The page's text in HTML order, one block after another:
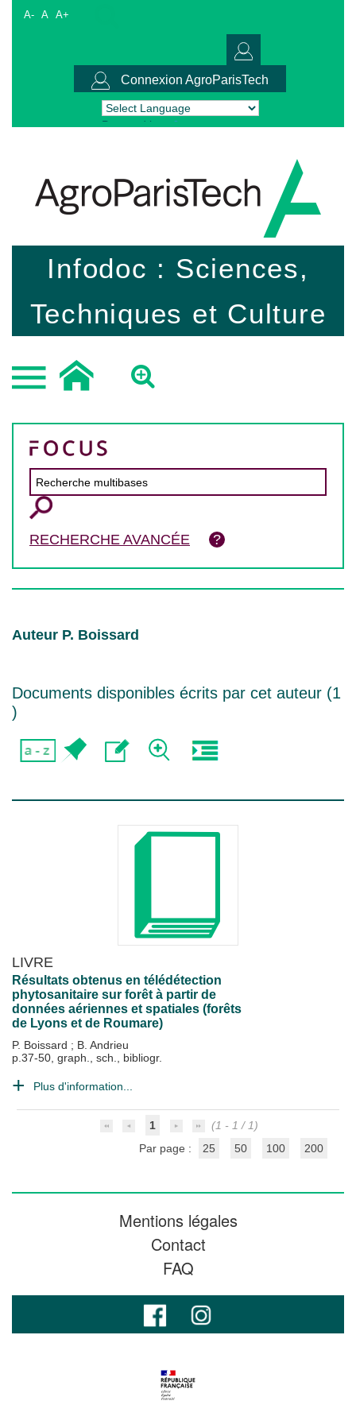
A- A A+
Connexion AgroParisTech
Powered by Translate
Infodoc : Sciences,
Techniques et Culture
RECHERCHE AVANCÉE
Auteur P. Boissard
Documents disponibles écrits par cet auteur (1
)
LIVRE
Résultats obtenus en télédétection
phytosanitaire sur forêt à partir de
données aériennes et spatiales (forêts
de Lyons et de Roumare)
P. Boissard ; B. Andrieu
p.37-50, graph., sch., bibliogr.
Plus d'information...
1
(1 - 1 / 1)
Par page :
25 50 100 200
Mentions légales
Contact
FAQ